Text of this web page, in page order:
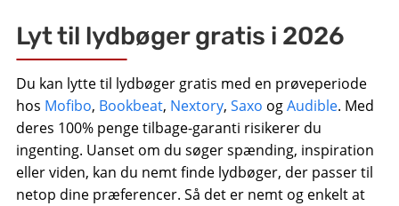
Lyt til lydbøger gratis i 2026
Du kan lytte til lydbøger gratis med en prøveperiode
hos Mofibo, Bookbeat, Nextory, Saxo ogAudible. Med
deres 100% penge tilbage-garanti risikerer du
ingenting. Uanset om du søger spænding, inspiration
eller viden, kan du nemt finde lydbøger, der passer til
netop dine præferencer. Så det er nemt og enkelt at